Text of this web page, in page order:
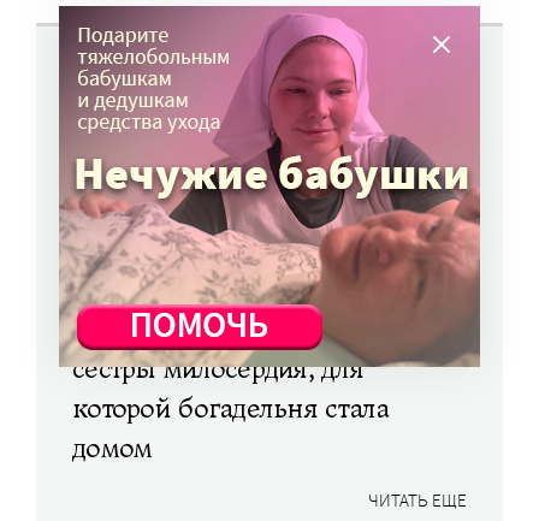
«Трудно бывает, но я этого
хотела»: один день старшей
сестры милосердия, для
которой богадельня стала
домом
ЧИТАТЬ ЕЩЕ